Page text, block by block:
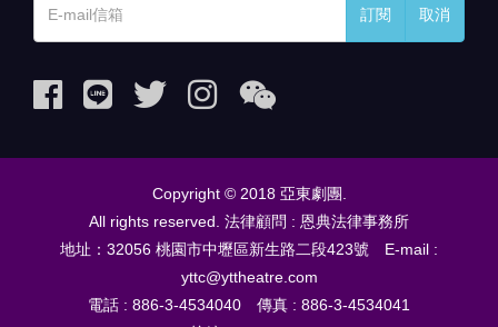
訂閱 取消
Copyright © 2018 亞東劇團.
All rights reserved. 法律顧問 : 恩典法律事務所
地址：32056 桃園市中壢區新生路二段423號 E-mail :
yttc@yttheatre.com
電話 : 886-3-4534040 傳真 : 886-3-4534041